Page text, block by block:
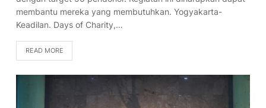
membantu mereka yang membutuhkan. Yogyakarta-
Keadilan. Days of Charity,…
READ MORE